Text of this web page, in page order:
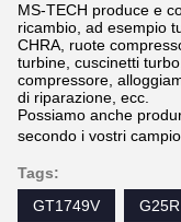
MS-TECH produce e
ricambio, ad esempio
CHRA, ruote
turbine, cuscinetti
compressore,
di riparazione, ecc.
Possiamo anche
secondo i vostri
Tags:
GT1749V